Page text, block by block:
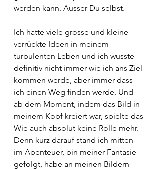
werden kann. Ausser Du selbst.
Ich hatte viele grosse und kleine
verrückte Ideen in meinem
turbulenten Leben und ich wusste
definitiv nicht immer wie ich ans Ziel
kommen werde, aber immer dass
ich einen Weg finden werde. Und
ab dem Moment, indem das Bild in
meinem Kopf kreiert war, spielte das
Wie auch absolut keine Rolle mehr.
Denn kurz darauf stand ich mitten
im Abenteuer, bin meiner Fantasie
gefolgt, habe an meinen Bildern